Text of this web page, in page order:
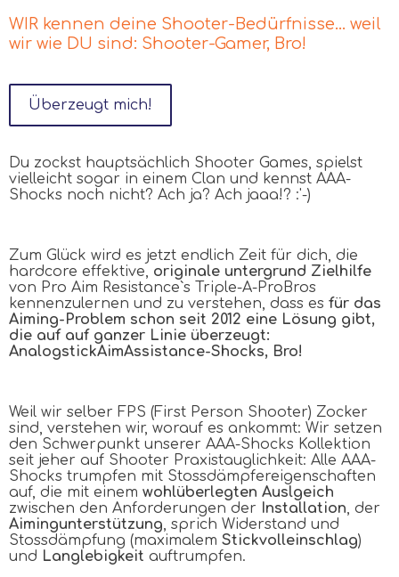
WIR kennen deine Shooter-Bedürfnisse... weil
wir wie DU sind: Shooter-Gamer, Bro!
Überzeugt mich!
Du zockst hauptsächlich Shooter Games, spielst
vielleicht sogar in einem Clan und kennst AAA-
Shocks noch nicht? Ach ja? Ach jaaa!? :'-)
Zum Glück wird es jetzt endlich Zeit für dich, die
hardcore effektive, originale untergrund Zielhilfe
von Pro Aim Resistance`s Triple-A-ProBros
kennenzulernen und zu verstehen, dass es für das
Aiming-Problem schon seit 2012 eine Lösung gibt,
die auf auf ganzer Linie überzeugt:
AnalogstickAimAssistance-Shocks, Bro!
Weil wir selber FPS (First Person Shooter) Zocker
sind, verstehen wir, worauf es ankommt: Wir setzen
den Schwerpunkt unserer AAA-Shocks Kollektion
seit jeher auf Shooter Praxistauglichkeit: Alle AAA-
Shocks trumpfen mit Stossdämpfereigenschaften
auf, die mit einem wohlüberlegten Auslgeich
zwischen den Anforderungen der
Installation , der
Aimingunterstützung , sprich Widerstand und
Stossdämpfung (maximalem Stickvolleinschlag)
und Langlebigkeit auftrumpfen.